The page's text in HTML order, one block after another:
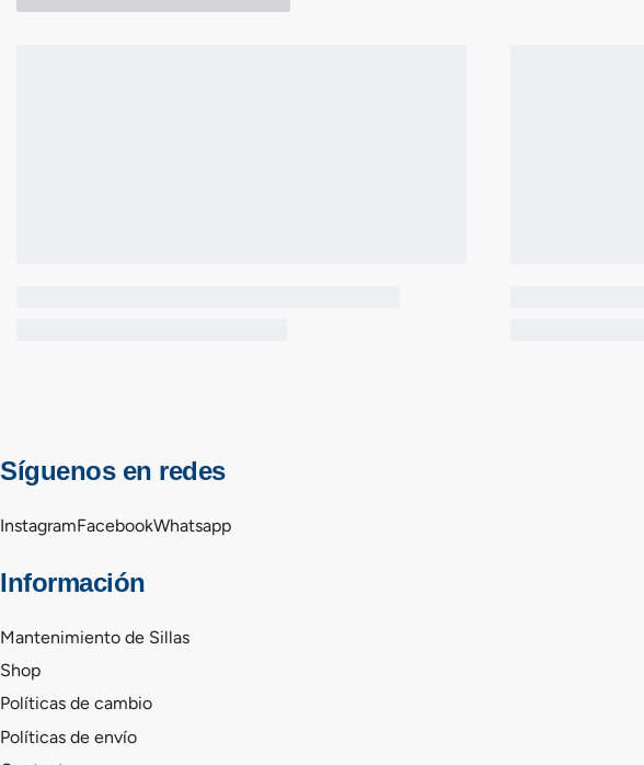
Síguenos en redes
InstagramFacebookWhatsapp
Información
Mantenimiento de Sillas
Shop
Políticas de cambio
Políticas de envío